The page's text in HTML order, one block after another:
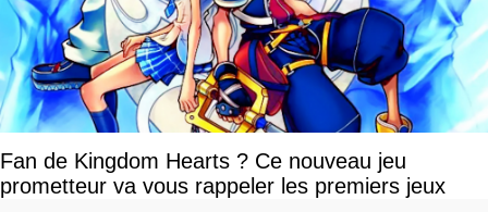
Fan de Kingdom Hearts ? Ce nouveau jeu
prometteur va vous rappeler les premiers jeux